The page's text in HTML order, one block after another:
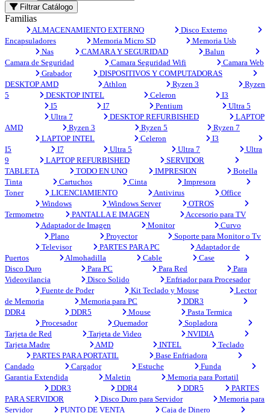
Filtrar Catálogo
Familias
ALMACENAMIENTO EXTERNO
Disco Externo
Encapsuladores
Memoria Micro SD
Memoria Usb
Nas
CAMARA Y SEGURIDAD
Balun
Camara de Seguridad
Camara Seguridad Wifi
Camara Web
Grabador
DISPOSITIVOS Y COMPUTADORAS
DESKTOP AMD
Athlon Ryzen 3
Ryzen
5
DESKTOP INTEL Celeron
I3
I5
I7 Pentium
Ultra 5
Ultra 7
DESKTOP REFURBISHED
LAPTOP
AMD
Ryzen 3 Ryzen 5
Ryzen 7
LAPTOP INTEL
Celeron
I3
I5
I7 Ultra 5 Ultra 7
Ultra
9
LAPTOP REFURBISHED
SERVIDOR
TABLETA
TODO EN UNO IMPRESION
Botella
Tinta
Cartuchos Cinta
Impresora
Toner
LICENCIAMIENTO Antivirus
Office
Windows
Windows Server
OTROS
Termometro
PANTALLA E IMAGEN
Accesorio para TV
Adaptador de Imagen
Monitor
Curvo
Plano
Proyector
Soporte para Monitor o Tv
Televisor
PARTES PARA PC
Adaptador de
Puertos
Almohadilla Cable
Case
Disco Duro
Para PC Para Red
Para
Videovilancia
Disco Solido
Enfriador para Procesador
Fuente de Poder
Kit Teclado y Mouse
Lector
de Memoria
Memoria para PC
DDR3
DDR4
DDR5 Mouse
Pasta Termica
Procesador
Quemador
Sopladora
Tarjeta de Red
Tarjeta de Video
NVIDIA
Tarjeta Madre
AMD INTEL
Teclado
PARTES PARA PORTATIL
Base Enfriadora
Candado
Cargador Estuche
Funda
Garantia Extendida
Maletin
Memoria para Portatil
DDR3
DDR4 DDR5
PARTES
PARA SERVIDOR
Disco Duro para Servidor
Memoria para
Servidor
PUNTO DE VENTA Caja de Dinero